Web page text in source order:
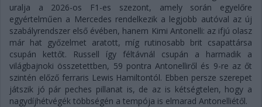
uralja a 2026-os F1-es szezont, amely során egyelőre
egyértelműen a Mercedes rendelkezik a legjobb autóval az új
szabályrendszer első évében, hanem Kimi Antonelli: az ifjú olasz
már hat győzelmet aratott, míg rutinosabb brit csapattársa
csupán kettőt. Russell így féltávnál csupán a harmadik a
világbajnoki összetettben, 59 pontra Antonelliről és 9-re az őt
szintén előző ferraris Lewis Hamiltontól. Ebben persze szerepet
játszik jó pár peches pillanat is, de az is kétségtelen, hogy a
nagydíjhétvégék többségén a tempója is elmarad Antonelliétől.